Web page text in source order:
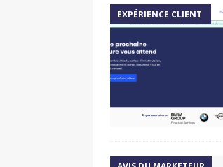
EXPÉRIENCE CLIENT